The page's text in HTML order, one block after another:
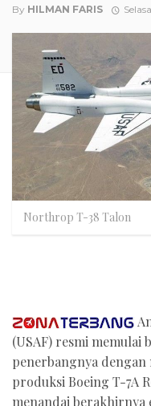
By HILMAN FARIS
Northrop T-38 Talon
(USAF) resmi memulai
penerbangnya
produksi Boeing T-7A
menandai